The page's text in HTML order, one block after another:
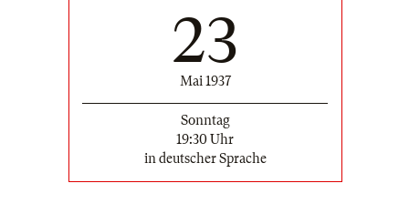
23
Mai 1937
Sonntag
19:30 Uhr
in deutscher Sprache